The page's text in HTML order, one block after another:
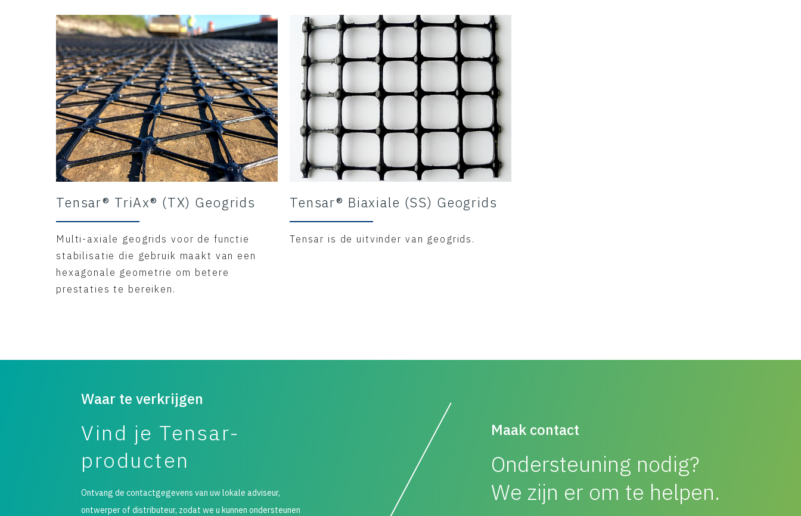
Tensar® TriAx® (TX) Geogrids
Multi-axiale geogrids voor de functie
stabilisatie die gebruik maakt van een
hexagonale geometrie om betere
prestaties te bereiken.
Tensar® Biaxiale (SS) Geogrids
Tensar is de uitvinder van geogrids.
Waar te verkrijgen
Vind je Tensar-
producten
Ontvang de contactgegevens van uw lokale adviseur,
ontwerper of distributeur, zodat we u kunnen ondersteunen
Maak contact
Ondersteuning nodig?
We zijn er om te helpen.